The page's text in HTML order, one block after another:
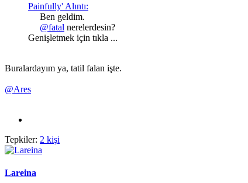
Painfully' Alıntı:
Ben geldim.
@fatal nerelerdesin?​
Genişletmek için tıkla ...
Buralardayım ya, tatil falan işte.
@Ares
Tepkiler: 2 kişi
Lareina